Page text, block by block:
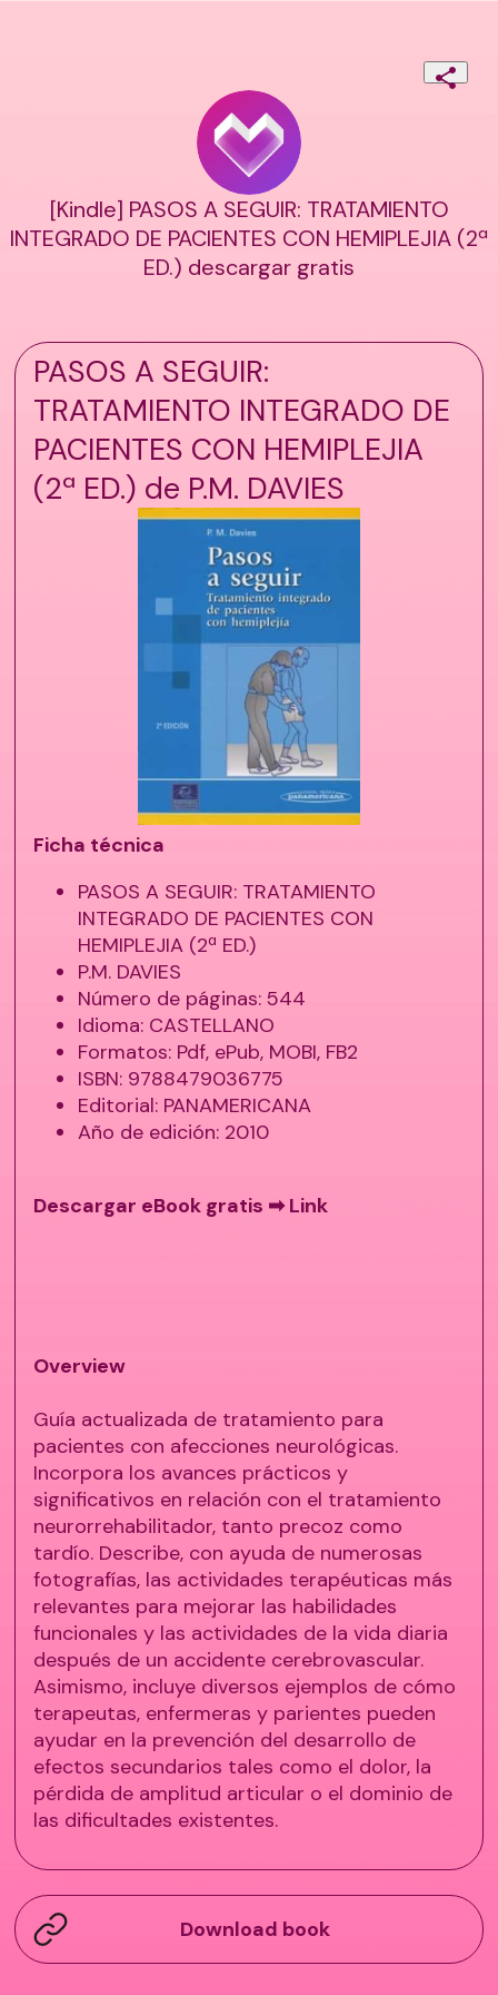
[Kindle] PASOS A SEGUIR: TRATAMIENTO
INTEGRADO DE PACIENTES CON HEMIPLEJIA (2ª
ED.) descargar gratis
PASOS A SEGUIR:
TRATAMIENTO INTEGRADO DE
PACIENTES CON HEMIPLEJIA
(2ª ED.) de P.M. DAVIES
Ficha técnica
PASOS A SEGUIR: TRATAMIENTO
INTEGRADO DE PACIENTES CON
HEMIPLEJIA (2ª ED.)
P.M. DAVIES
Número de páginas: 544
Idioma: CASTELLANO
Formatos: Pdf, ePub, MOBI, FB2
ISBN: 9788479036775
Editorial: PANAMERICANA
Año de edición: 2010
Descargar eBook gratis ➡ Link
Overview
Guía actualizada de tratamiento para
pacientes con afecciones neurológicas.
Incorpora los avances prácticos y
significativos en relación con el tratamiento
neurorrehabilitador, tanto precoz como
tardío. Describe, con ayuda de numerosas
fotografías, las actividades terapéuticas más
relevantes para mejorar las habilidades
funcionales y las actividades de la vida diaria
después de un accidente cerebrovascular.
Asimismo, incluye diversos ejemplos de cómo
terapeutas, enfermeras y parientes pueden
ayudar en la prevención del desarrollo de
efectos secundarios tales como el dolor, la
pérdida de amplitud articular o el dominio de
las dificultades existentes.
Download book